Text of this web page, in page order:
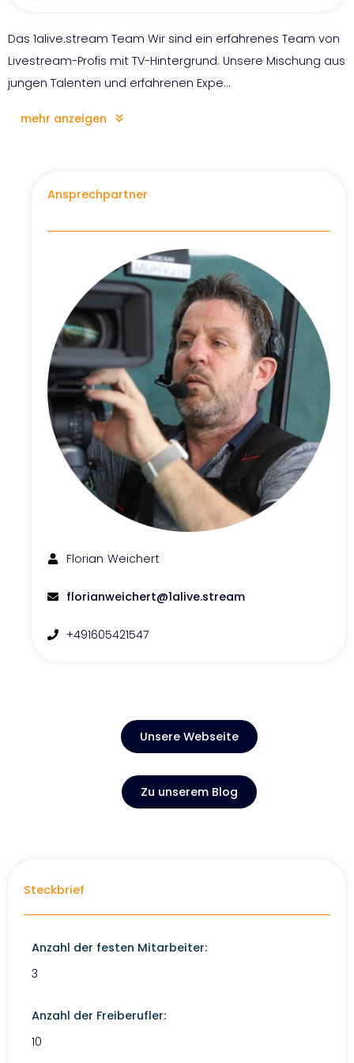
Das 1alive.stream Team Wir sind ein erfahrenes Team von
Livestream-Profis mit TV-Hintergrund. Unsere Mischung aus
jungen Talenten und erfahrenen Expe...
mehr anzeigen
Ansprechpartner
Florian Weichert
florianweichert@1alive.stream
+491605421547
Unsere Webseite
Zu unserem Blog
Steckbrief
Anzahl der festen Mitarbeiter:
3
Anzahl der Freiberufler:
10